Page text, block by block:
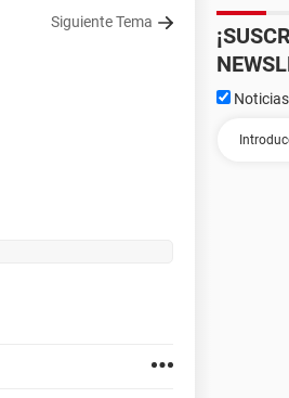
Siguiente Tema
Noticias